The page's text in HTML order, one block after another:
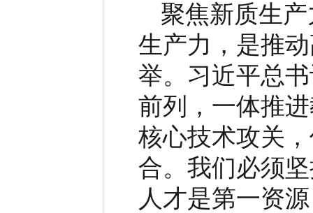
聚焦新质生
生产力，是推
举。习近平总
前列，一体推
核心技术攻关
合。我们必须
人才是第一资